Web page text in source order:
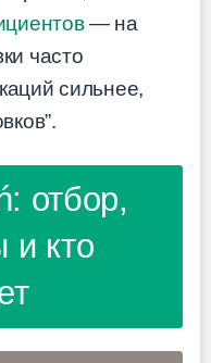
— на
часто
сильнее,
отбор,
и кто